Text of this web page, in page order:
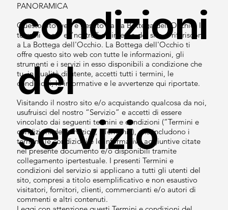
condizioni
del
servizio
PANORAMICA
Questo sito web è gestito da La Bottega dell'Occhio. I
termini “noi” e “nostro” all'interno del sito si riferiscono
a La Bottega dell'Occhio. La Bottega dell'Occhio ti
offre questo sito web con tutte le informazioni, gli
strumenti e i servizi in esso disponibili a condizione che
tu, in qualità di utente, accetti tutti i termini, le
condizioni, le informative e le avvertenze qui riportate.
Visitando il nostro sito e/o acquistando qualcosa da noi,
usufruisci del nostro “Servizio” e accetti di essere
vincolato dai seguenti termini e condizioni (“Termini e
condizioni del servizio”, “Termini”), che includono i
termini, le condizioni e le informative aggiuntive citate
nel presente documento e/o disponibili tramite
collegamento ipertestuale. I presenti Termini e
condizioni del servizio si applicano a tutti gli utenti del
sito, compresi a titolo esemplificativo e non esaustivo
visitatori, fornitori, clienti, commercianti e/o autori di
commenti e altri contenuti.